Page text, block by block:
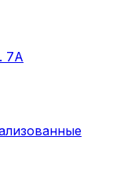
7А